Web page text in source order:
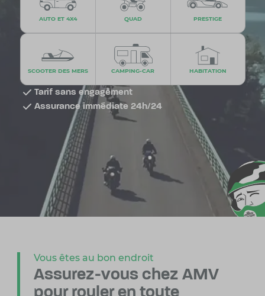
AUTO ET 4X4 QUAD PRESTIGE
SCOOTER DES MERS CAMPING-CAR HABITATION
Tarif sans engagement
Assurance immédiate 24h/24
Vous êtes au bon endroit
Assurez-vous chez AMV